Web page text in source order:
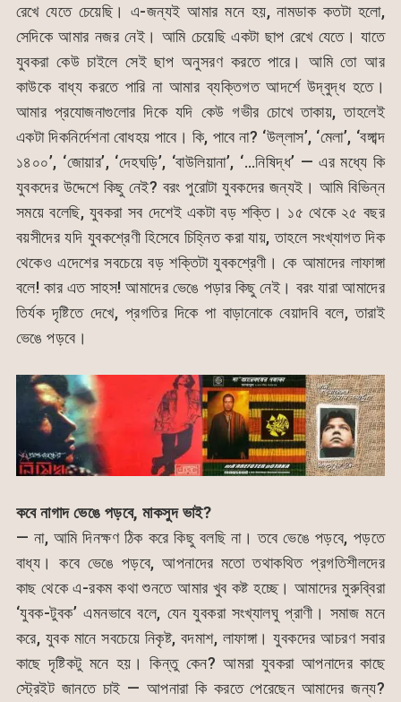
রেখে যেতে চেয়েছি। এ-জন্যই আমার মনে হয়, নামডাক কতটা হলো,
সেদিকে আমার নজর নেই। আমি চেয়েছি একটা ছাপ রেখে যেতে। যাতে
যুবকরা কেউ চাইলে সেই ছাপ অনুসরণ করতে পারে। আমি তো আর
কাউকে বাধ্য করতে পারি না আমার ব্যক্তিগত আদর্শে উদ্বুদ্ধ হতে।
আমার প্রযোজনাগুলোর দিকে যদি কেউ গভীর চোখে তাকায়, তাহলেই
একটা দিকনির্দেশনা বোধহয় পাবে। কি, পাবে না? ‘উল্লাস’, ‘মেলা’, ‘বঙ্গাব্দ
১৪০০’, ‘জোয়ার’, ‘দেহঘড়ি’, ‘বাউলিয়ানা’, ‘…নিষিদ্ধ’ — এর মধ্যে কি
যুবকদের উদ্দেশে কিছু নেই? বরং পুরোটা যুবকদের জন্যই। আমি বিভিন্ন
সময়ে বলেছি, যুবকরা সব দেশেই একটা বড় শক্তি। ১৫ থেকে ২৫ বছর
বয়সীদের যদি যুবকশ্রেণী হিসেবে চিহ্নিত করা যায়, তাহলে সংখ্যাগত দিক
থেকেও এদেশের সবচেয়ে বড় শক্তিটা যুবকশ্রেণী। কে আমাদের লাফাঙ্গা
বলে! কার এত সাহস! আমাদের ভেঙে পড়ার কিছু নেই। বরং যারা আমাদের
তির্যক দৃষ্টিতে দেখে, প্রগতির দিকে পা বাড়ানোকে বেয়াদবি বলে, তারাই
ভেঙে পড়বে।
কবে নাগাদ ভেঙে পড়বে, মাকসুদ ভাই?
— না, আমি দিনক্ষণ ঠিক করে কিছু বলছি না। তবে ভেঙে পড়বে, পড়তে
বাধ্য। কবে ভেঙে পড়বে, আপনাদের মতো তথাকথিত প্রগতিশীলদের
কাছ থেকে এ-রকম কথা শুনতে আমার খুব কষ্ট হচ্ছে। আমাদের মুরুব্বিরা
‘যুবক-টুবক’ এমনভাবে বলে, যেন যুবকরা সংখ্যালঘু প্রাণী। সমাজ মনে
করে, যুবক মানে সবচেয়ে নিকৃষ্ট, বদমাশ, লাফাঙ্গা। যুবকদের আচরণ সবার
কাছে দৃষ্টিকটু মনে হয়। কিন্তু কেন? আমরা যুবকরা আপনাদের কাছে
স্ট্রেইট জানতে চাই — আপনারা কি করতে পেরেছেন আমাদের জন্য?